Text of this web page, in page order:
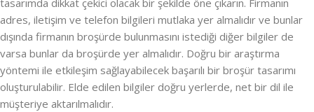
tasarımda dikkat çekici olacak bir şekilde öne çıkarın. Firmanın
adres, iletişim ve telefon bilgileri mutlaka yer almalıdır ve bunlar
dışında firmanın broşürde bulunmasını istediği diğer bilgiler de
varsa bunlar da broşürde yer almalıdır. Doğru bir araştırma
yöntemi ile etkileşim sağlayabilecek başarılı bir broşür tasarımı
oluşturulabilir. Elde edilen bilgiler doğru yerlerde, net bir dil ile
müşteriye aktarılmalıdır.